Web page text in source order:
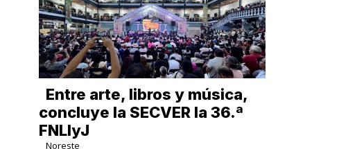
Entre arte, libros y música,
concluye la SECVER la 36.ª
FNLIyJ
Noreste